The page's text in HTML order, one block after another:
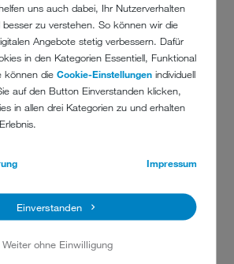
uns auch dabei, Ihr Nutzerverhalten
besser zu verstehen. So können wir die
Angebote stetig verbessern. Dafür
in den Kategorien Essentiell, Funktional
können dieCookie-Einstellungen individuell
auf den Button Einverstanden klicken,
in allen drei Kategorien zu und erhalten
Impressum
Einverstanden
Weiter ohne Einwilligung
telefonisch unter der +49 781 203-4300
Sie uns eine E-Mail an